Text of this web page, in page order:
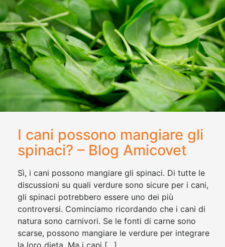
I cani possono mangiare gli
spinaci? – Blog Amicovet
Sì, i cani possono mangiare gli spinaci. Di tutte le
discussioni su quali verdure sono sicure per i cani,
gli spinaci potrebbero essere uno dei più
controversi. Cominciamo ricordando che i cani di
natura sono carnivori. Se le fonti di carne sono
scarse, possono mangiare le verdure per integrare